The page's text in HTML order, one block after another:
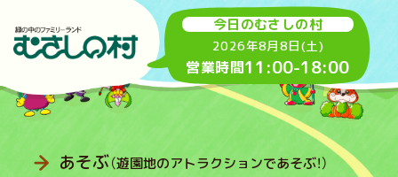
今日のむさしの村
2026年8月8日(土)
営業時間11:00-18:00
あそぶ（遊園地のアトラクションであそぶ！）